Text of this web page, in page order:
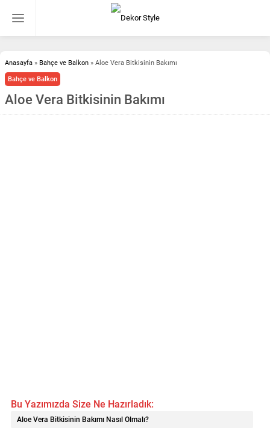
Anasayfa » Bahçe ve Balkon » Aloe Vera Bitkisinin Bakımı
Bahçe ve Balkon
Aloe Vera Bitkisinin Bakımı
Bu Yazımızda Size Ne Hazırladık:
Aloe Vera Bitkisinin Bakımı Nasıl Olmalı?